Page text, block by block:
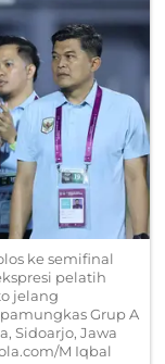
ke semifinal
pelatih
jelang
Grup A
Sidoarjo, Jawa
M Iqbal